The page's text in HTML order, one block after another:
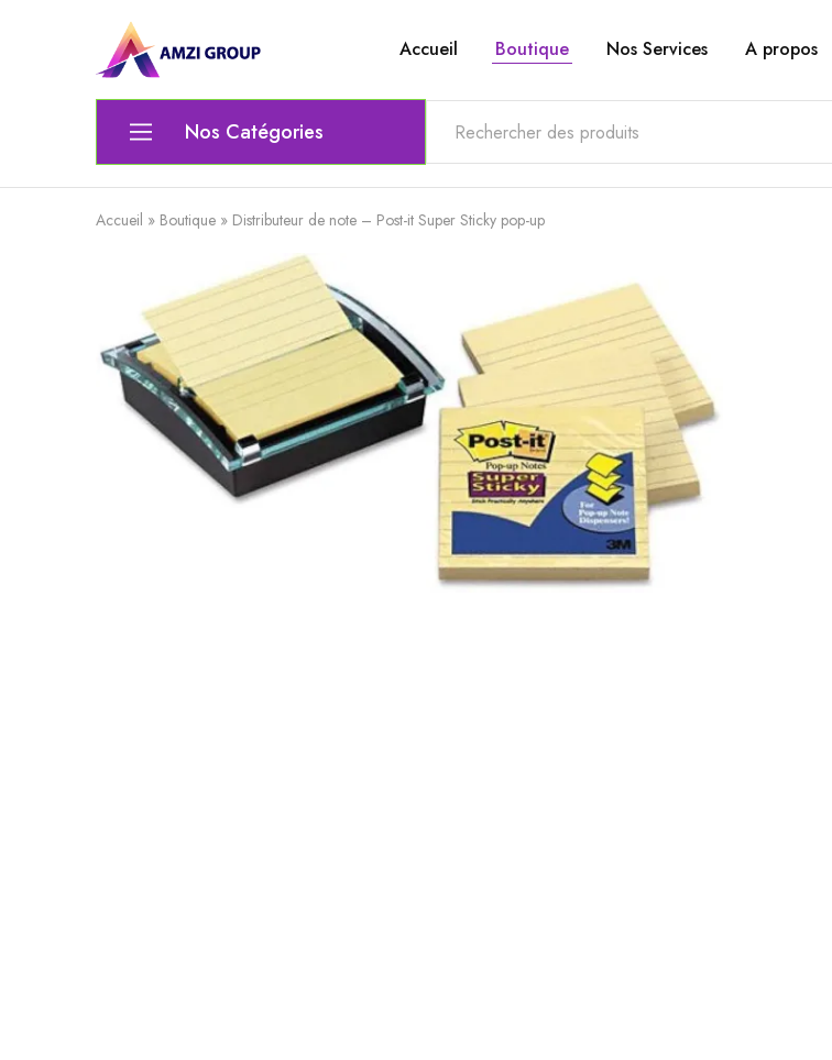
Amzi
Group
Le
top
l'electronique
Accueil Boutique Nos Services A propos
Nos Catégories
Outils scolaires et bureautiques
Lunettes
Chaise gamer
Audio et Vidéo
Clavier / Souris
Accueil » Boutique » Distributeur de note – Post-it Super Sticky pop-up